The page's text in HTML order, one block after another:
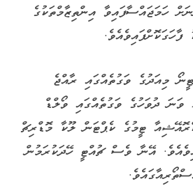
ހަމަޖައްސާފައިވާ އިންތިޒާމްތަކުގެ
މިއަދުގެ ވަގުތެއްގައި ރާއްޖެ
އައިއިރު، މި މަހުގެ 20 ވަނަ ދުވަހުގެ ވަގުތެއްގައި ވޯލްޑް
ޓީމުގެ ކެޕްޓަން ލޫކާ މޮޑްރިޗް
އޭނާ ވެސް ޗުއްޓީ ހޭދަކުރަމުން